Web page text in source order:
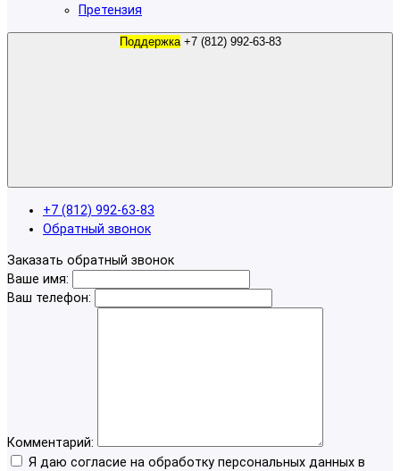
Претензия
Поддержка +7 (812) 992-63-83
+7 (812) 992-63-83
Обратный звонок
Заказать обратный звонок
Ваше имя:
Ваш телефон:
Комментарий:
Я даю согласие на обработку персональных данных в